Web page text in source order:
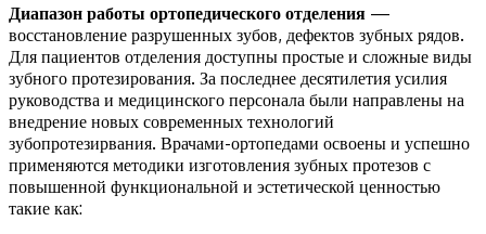
Диапазон работы ортопедического отделения —
восстановление разрушенных зубов, дефектов зубных рядов.
Для пациентов отделения доступны простые и сложные виды
зубного протезирования. За последнее десятилетия усилия
руководства и медицинского персонала были направлены на
внедрение новых современных технологий
зубопротезирвания. Врачами-ортопедами освоены и успешно
применяются методики изготовления зубных протезов с
повышенной функциональной и эстетической ценностью
такие как: